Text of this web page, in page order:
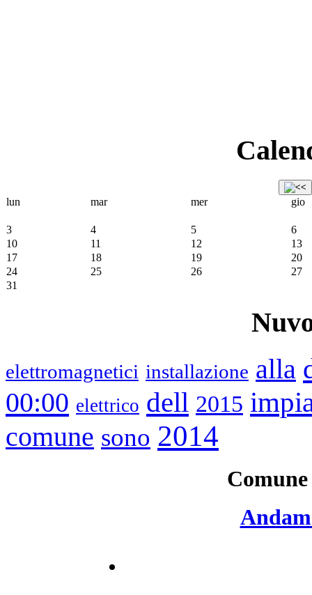
lun
mar mer gio
3 4 5
6
10
11 12
13
17
18 19
20
24
25 26
27
31
elettromagnetici installazione alla
00:00 elettrico dell 2015
comune sono 2014